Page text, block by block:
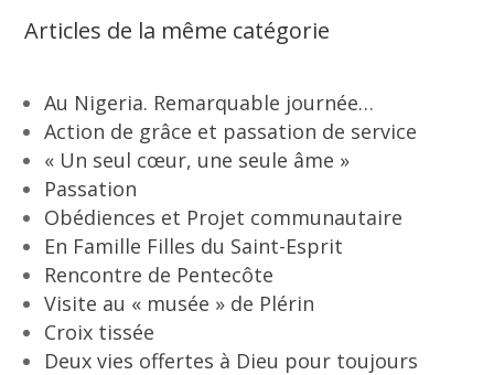
Articles de la même catégorie
Au Nigeria. Remarquable journée…
Action de grâce et passation de service
« Un seul cœur, une seule âme »
Passation
Obédiences et Projet communautaire
En Famille Filles du Saint-Esprit
Rencontre de Pentecôte
Visite au « musée » de Plérin
Croix tissée
Deux vies offertes à Dieu pour toujours